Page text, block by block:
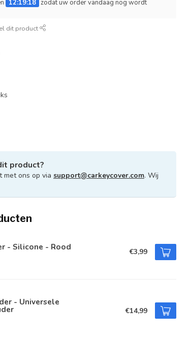
12:19:17 zodat uw order vandaag nog wordt
dit product
product?
met ons op via support@carkeycover.com. Wij
- Silicone - Rood €3,99
- Universele
€14,99